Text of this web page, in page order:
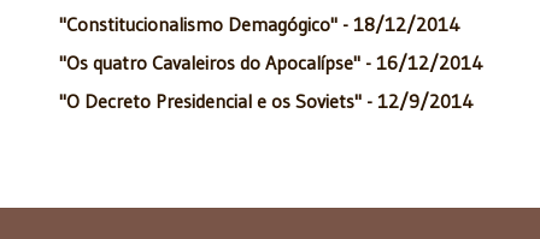
"Constitucionalismo Demagógico" - 18/12/2014
"Os quatro Cavaleiros do Apocalípse" - 16/12/2014
"O Decreto Presidencial e os Soviets" - 12/9/2014